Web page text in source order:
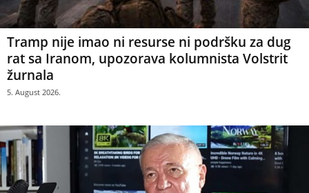
Tramp nije imao ni resurse ni podršku za dug
rat sa Iranom, upozorava kolumnista Volstrit
žurnala
5. August 2026.